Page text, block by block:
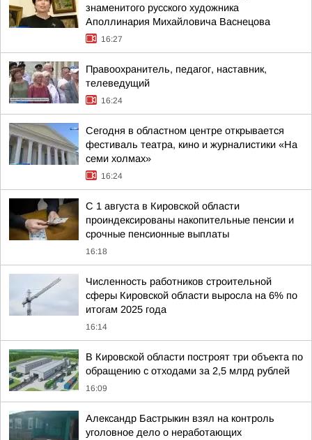
знаменитого русского художника
Аполлинария Михайловича Васнецова
16:27
Правоохранитель, педагог, наставник,
телеведущий
16:24
Сегодня в областном центре открывается
фестиваль театра, кино и журналистики «На
семи холмах»
16:24
С 1 августа в Кировской области
проиндексированы накопительные пенсии и
срочные пенсионные выплаты
16:18
Численность работников строительной
сферы Кировской области выросла на 6% по
итогам 2025 года
16:14
В Кировской области построят три объекта по
обращению с отходами за 2,5 млрд рублей
16:09
Александр Бастрыкин взял на контроль
уголовное дело о неработающих